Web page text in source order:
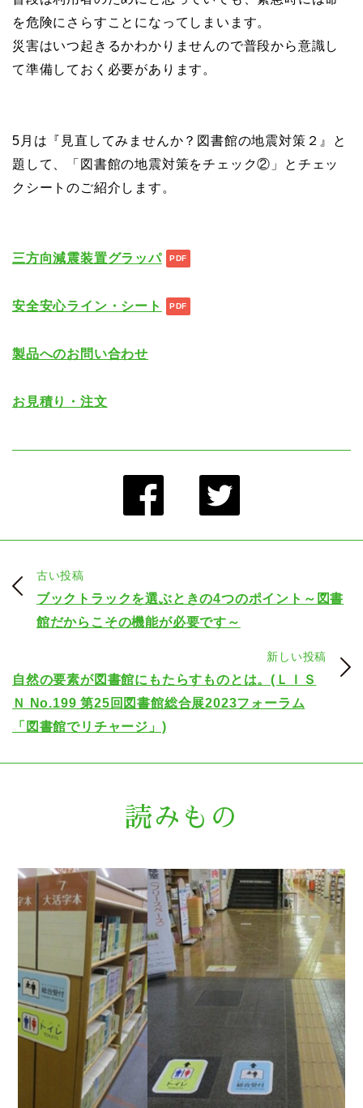
を危険にさらすことになってしまいます。
災害はいつ起きるかわかりませんので普段から意識し
て準備しておく必要があります。
5月は『見直してみませんか？図書館の地震対策２』と
題して、「図書館の地震対策をチェック②」とチェッ
クシートのご紹介します。
三方向減震装置グラッパ
安全安心ライン・シート
製品へのお問い合わせ
お見積り・注文
古い投稿
ブックトラックを選ぶときの4つのポイント～図書
館だからこその機能が必要です～
新しい投稿
自然の要素が図書館にもたらすものとは。(ＬＩＳ
Ｎ No.199 第25回図書館総合展2023フォーラム
「図書館でリチャージ」)
読みもの